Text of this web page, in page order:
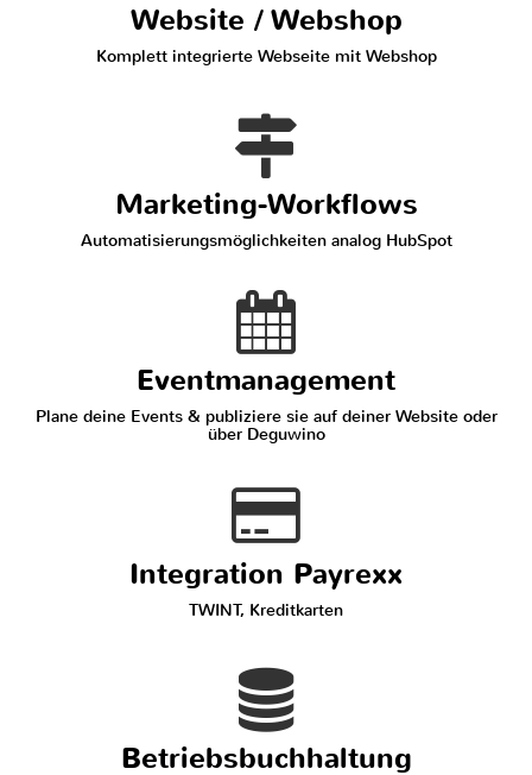
Website / Webshop
Komplett integrierte Webseite mit Webshop
Marketing-Workflows
Automatisierungsmöglichkeiten analog HubSpot
Eventmanagement
Plane deine Events & publiziere sie auf deiner Website oder
über Deguwino
Integration Payrexx
TWINT, Kreditkarten
Betriebsbuchhaltung